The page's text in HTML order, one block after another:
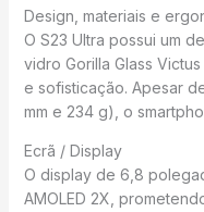
Design, materiais e
O S23 Ultra possui um
vidro Gorilla Glass
e sofisticação. Apesar
mm e 234 g), o
Ecrã / Display
O display de 6,8
AMOLED 2X,